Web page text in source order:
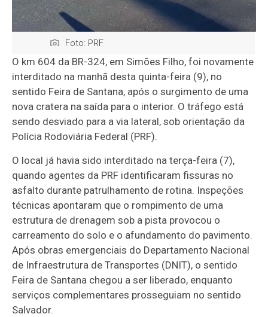
Foto: PRF
O km 604 da BR-324, em Simões Filho, foi novamente
interditado na manhã desta quinta-feira (9), no
sentido Feira de Santana, após o surgimento de uma
nova cratera na saída para o interior. O tráfego está
sendo desviado para a via lateral, sob orientação da
Polícia Rodoviária Federal (PRF).
O local já havia sido interditado na terça-feira (7),
quando agentes da PRF identificaram fissuras no
asfalto durante patrulhamento de rotina. Inspeções
técnicas apontaram que o rompimento de uma
estrutura de drenagem sob a pista provocou o
carreamento do solo e o afundamento do pavimento.
Após obras emergenciais do Departamento Nacional
de Infraestrutura de Transportes (DNIT), o sentido
Feira de Santana chegou a ser liberado, enquanto
serviços complementares prosseguiam no sentido
Salvador.